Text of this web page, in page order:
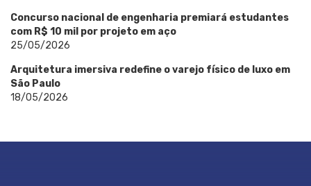
Concurso nacional de engenharia premiará estudantes
com R$ 10 mil por projeto em aço
25/05/2026
Arquitetura imersiva redefine o varejo físico de luxo em
São Paulo
18/05/2026